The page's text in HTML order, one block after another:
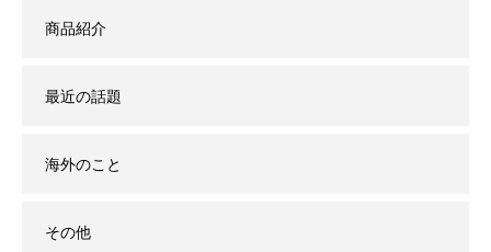
商品紹介
最近の話題
海外のこと
その他